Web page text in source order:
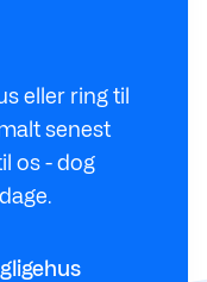
eller ring til
senest
os - dog